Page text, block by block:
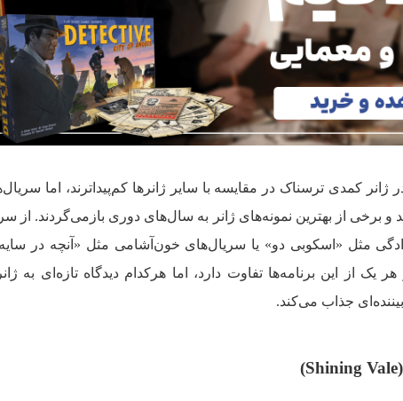
ژانر کمدی ترسناک در مقایسه با سایر ژانرها کم‌پیداترند، اما
و برخی از بهترین نمونه‌های ژانر به سال‌های دوری بازمی‌گردند. از
مثل «اسکوبی دو» یا سریال‌های خون‌آشامی مثل «آنچه در
یک از این برنامه‌ها تفاوت دارد، اما هرکدام دیدگاه تازه‌ای به
جذاب می‌کند.